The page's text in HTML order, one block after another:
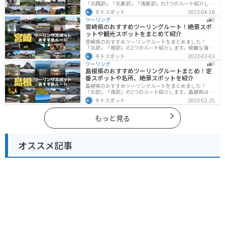
「北西部」「北東部」「南東部」の3つのルート紹介しま
す。豊かな自然と歴史的な観光スポット、山と海どちら
も堪能できるスポットが多数あります。バイクで山形県
にツーリングに行く際は参考にしてください。
モトスポット
2023-04-18
ツーリング
0
宮崎県のおすすめツーリングルート！絶景スポ
ットや観光スポットをまとめて紹介
宮崎県のおすすめツーリングルートをまとめました！
「北部」「南部」の2つのルート紹介します。綺麗な海岸
線が特徴的な海・自然豊かな山・趣のある神社を満喫す
るツーリングができます。バイクで宮崎県にツーリング
に行く際は参考にしてください。
モトスポット
2023-03-03
ツーリング
0
島根県のおすすめツーリングルートまとめ！定
番スポットや名所、絶景スポットを紹介
島根県のおすすめツーリングルートをまとめました！
「北部」「南部」の2つのルート紹介します。島根県は、
海と山が近く、1日で全然違う景色を堪能することができ
ます。バイクで島根県にツーリングに行く際は参考にし
てください。
モトスポット 2023-02-25
もっと見る
オススメ記事